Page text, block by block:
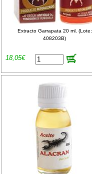
Extracto Garrapata 20 ml. (Lote:
408203B)
18,05€